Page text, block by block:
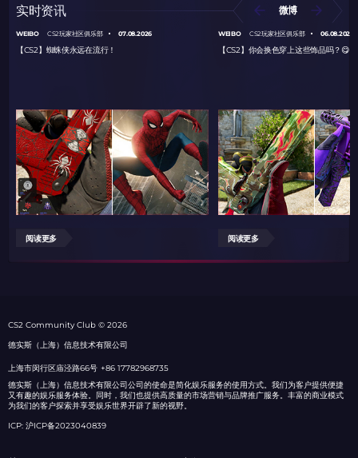
实时资讯 微博
WEIBO CS2玩家社区俱乐部 07.08.2026
【CS2】蜘蛛侠永远在流行！
阅读更多
WEIBO CS2玩家社区俱乐部 06.08.2026
【CS2】你会换色穿上这些饰品吗？😋
阅读更多
СS2 Community Club © 2026
德实斯（上海）信息技术有限公司
上海市闵行区庙泾路66号 +86 17782968735
德实斯（上海）信息技术有限公司公司的使命是简化娱乐服务的使用方式。我们为客户提供便捷
又有趣的娱乐服务体验。同时，我们也提供高质量的市场营销与品牌推广服务。丰富的商业模式
为我们的客户探索并享受娱乐世界开辟了新的视野。
ICP: 沪ICP备2023040839